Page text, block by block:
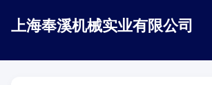
上海奉溪机械实业有限公司